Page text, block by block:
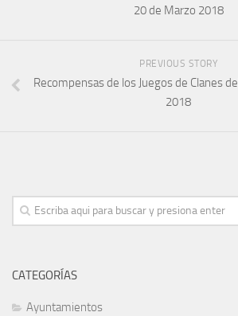
20 de Marzo 2018
PREVIOUS STORY
Recompensas de los Juegos de Clanes
2018
CATEGORÍAS
Ayuntamientos